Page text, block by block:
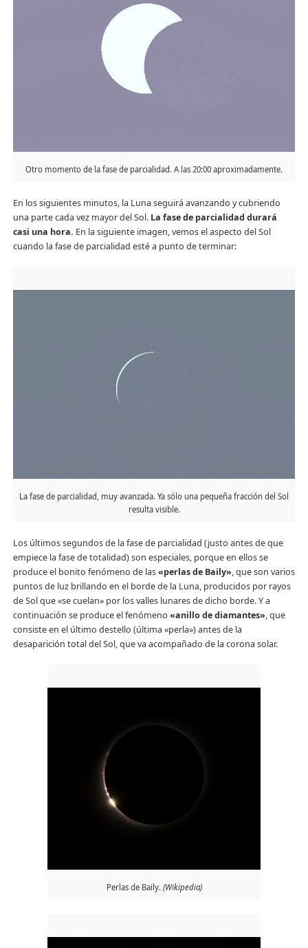
Otro momento de la fase de parcialidad. A las 20:00 aproximadamente.
En los siguientes minutos, la Luna seguirá avanzando y cubriendo
una parte cada vez mayor del Sol. La fase de parcialidad durará
casi una hora. En la siguiente imagen, vemos el aspecto del Sol
cuando la fase de parcialidad esté a punto de terminar:
La fase de parcialidad, muy avanzada. Ya sólo una pequeña fracción del Sol
resulta visible.
Los últimos segundos de la fase de parcialidad (justo antes de que
empiece la fase de totalidad) son especiales, porque en ellos se
produce el bonito fenómeno de las«perlas de Baily», que son varios
puntos de luz brillando en el borde de la Luna, producidos por rayos
de Sol que «se cuelan» por los valles lunares de dicho borde. Y a
continuación se produce el fenómeno «anillo de diamantes», que
consiste en el último destello (última «perla») antes de la
desaparición total del Sol, que va acompañado de la corona solar.
Perlas de Baily. (Wikipedia)